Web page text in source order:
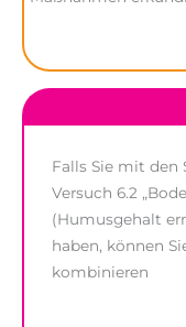
Falls Sie mit den
Versuch 6.2
(Humusgehalt
haben, können
kombinieren